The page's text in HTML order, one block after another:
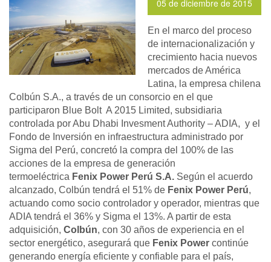
05 de diciembre de 2015
En el marco del proceso
de internacionalización y
crecimiento hacia nuevos
mercados de América
Latina, la empresa chilena
Colbún S.A., a través de un consorcio en el que
participaron Blue Bolt A 2015 Limited, subsidiaria
controlada por Abu Dhabi Invesment Authority – ADIA, y el
Fondo de Inversión en infraestructura administrado por
Sigma del Perú, concretó la compra del 100% de las
acciones de la empresa de generación
termoeléctrica Fenix Power Perú S.A. Según el acuerdo
alcanzado, Colbún tendrá el 51% de Fenix Power Perú,
actuando como socio controlador y operador, mientras que
ADIA tendrá el 36% y Sigma el 13%. A partir de esta
adquisición, Colbún, con 30 años de experiencia en el
sector energético, asegurará que Fenix Power continúe
generando energía eficiente y confiable para el país,